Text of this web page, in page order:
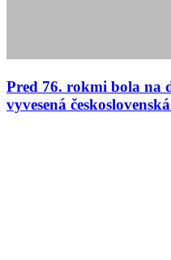
Pred 76. rokmi bola na
vyvesená